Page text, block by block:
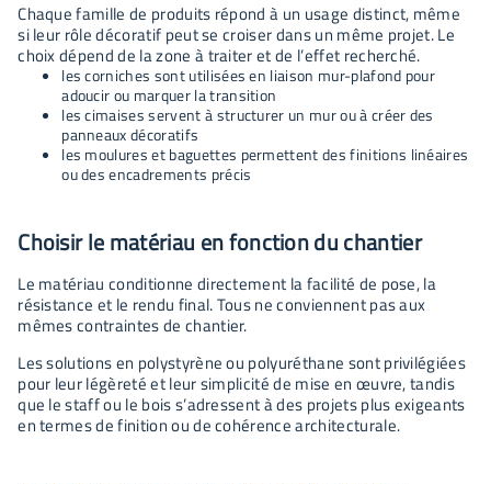
Chaque famille de produits répond à un usage distinct, même
si leur rôle décoratif peut se croiser dans un même projet. Le
choix dépend de la zone à traiter et de l’effet recherché.
les corniches sont utilisées en liaison mur-plafond pour
adoucir ou marquer la transition
les cimaises servent à structurer un mur ou à créer des
panneaux décoratifs
les moulures et baguettes permettent des finitions linéaires
ou des encadrements précis
Choisir le matériau en fonction du chantier
Le matériau conditionne directement la facilité de pose, la
résistance et le rendu final. Tous ne conviennent pas aux
mêmes contraintes de chantier.
Les solutions en polystyrène ou polyuréthane sont privilégiées
pour leur légèreté et leur simplicité de mise en œuvre, tandis
que le staff ou le bois s’adressent à des projets plus exigeants
en termes de finition ou de cohérence architecturale.